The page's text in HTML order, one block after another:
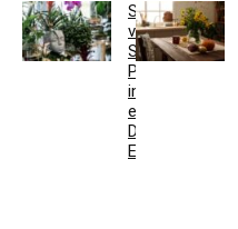
So
verwandeln
Sie
Pflanzgefäße
in
einzigartige
Deko-
Elemente